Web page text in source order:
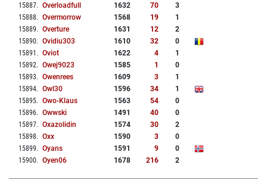
15887. Overloadfull 1632 70
3
15888. Overmorrow 1568 19
1
15889. Overture 1631 12
2
15890. Ovidiu303 1610 32
0
15891 . Oviot 1622 4
1
15892. Owej9023 1585 1
0
15893. Owenrees 1609 3
1
15894. Owl30 1596 34
1
15895. Owo-Klaus 1563 54
0
15896. Owwski 1491 40
0
15897. Oxazolidin 1574 30
2
15898. Oxx 1590 3
0
15899. Oyans 1591 9
0
15900. Oyen06 1678 216 2